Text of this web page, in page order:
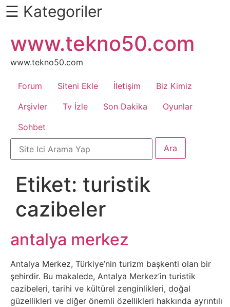
Daha
Fazlası
İçin
Kaydır
Android
Apk
Arabalar
Bankacılık
İşlemleri
Belgesel
Bilgi
Bilgisayar
☰ Kategoriler
atla
www.tekno50.com
www.tekno50.com
Forum Siteni Ekle İletişim
Biz Kimiz
Arşivler
Tv İzle Son Dakika
Oyunlar
Sohbet
Etiket: turistik
cazibeler
antalya merkez
Antalya Merkez, Türkiye’nin turizm başkenti olan bir
şehirdir. Bu makalede, Antalya Merkez’in turistik
cazibeleri, tarihi ve kültürel zenginlikleri, doğal
güzellikleri ve diğer önemli özellikleri hakkında ayrıntılı